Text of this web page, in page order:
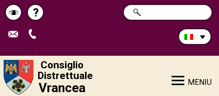
Schimbă
contrastul
Pagina
de
?
Cerca
nel
RICERCA
Consiglio
Distrettuale
Vrancea MENIU